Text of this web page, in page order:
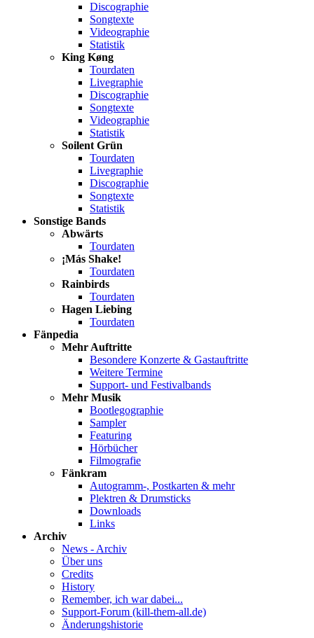
Discographie
Songtexte
Videographie
Statistik
King Køng
Tourdaten
Livegraphie
Discographie
Songtexte
Videographie
Statistik
Soilent Grün
Tourdaten
Livegraphie
Discographie
Songtexte
Statistik
Sonstige Bands
Abwärts
Tourdaten
¡Más Shake!
Tourdaten
Rainbirds
Tourdaten
Hagen Liebing
Tourdaten
Fänpedia
Mehr Auftritte
Besondere Konzerte & Gastauftritte
Weitere Termine
Support- und Festivalbands
Mehr Musik
Bootlegographie
Sampler
Featuring
Hörbücher
Filmografie
Fänkram
Autogramm-, Postkarten & mehr
Plektren & Drumsticks
Downloads
Links
Archiv
News - Archiv
Über uns
Credits
History
Remember, ich war dabei...
Support-Forum (kill-them-all.de)
Änderungshistorie